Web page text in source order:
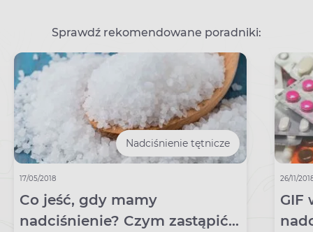
Sprawdź rekomendowane poradniki:
Nadciśnienie tętnicze
17/05/2018
Co jeść, gdy mamy
nadciśnienie? Czym zastąpić
26/11/
GIF